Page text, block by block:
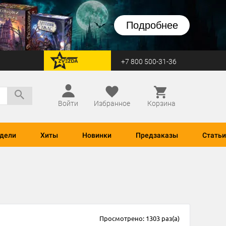
Подробнее
перейти на Zvezda +7 800 500-31-36
Войти Избранное Корзина
Хиты Новинки Предзаказы Статьи
Просмотрено: 1303 раз(а)